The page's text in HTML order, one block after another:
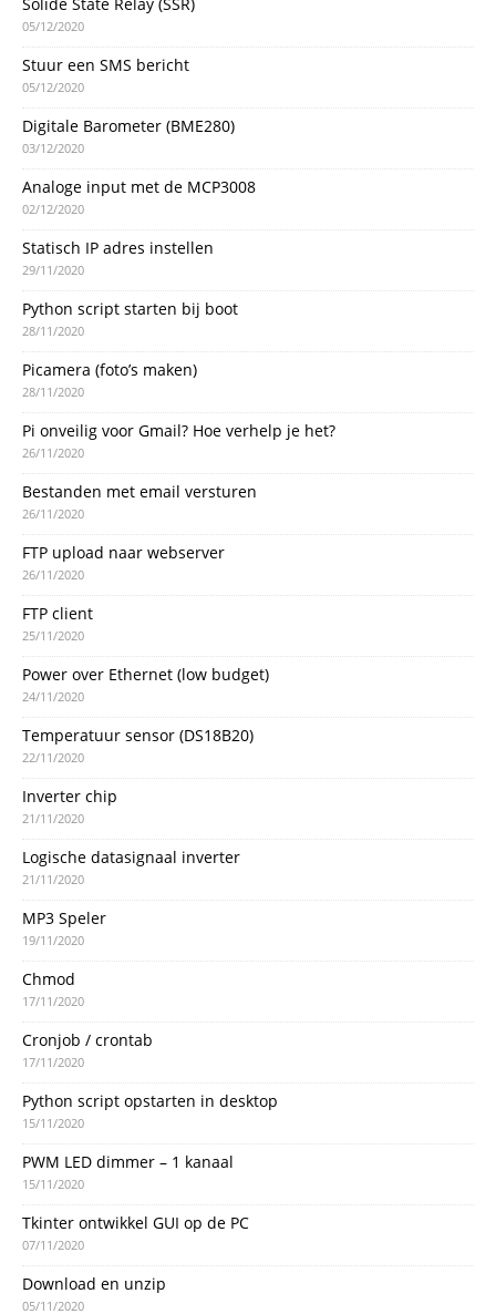
05/12/2020
Stuur een SMS bericht
05/12/2020
Digitale Barometer (BME280)
03/12/2020
Analoge input met de MCP3008
02/12/2020
Statisch IP adres instellen
29/11/2020
Python script starten bij boot
28/11/2020
Picamera (foto’s maken)
28/11/2020
Pi onveilig voor Gmail? Hoe verhelp je het?
26/11/2020
Bestanden met email versturen
26/11/2020
FTP upload naar webserver
26/11/2020
FTP client
25/11/2020
Power over Ethernet (low budget)
24/11/2020
Temperatuur sensor (DS18B20)
22/11/2020
Inverter chip
21/11/2020
Logische datasignaal inverter
21/11/2020
MP3 Speler
19/11/2020
Chmod
17/11/2020
Cronjob / crontab
17/11/2020
Python script opstarten in desktop
15/11/2020
PWM LED dimmer – 1 kanaal
15/11/2020
Tkinter ontwikkel GUI op de PC
07/11/2020
Download en unzip
05/11/2020